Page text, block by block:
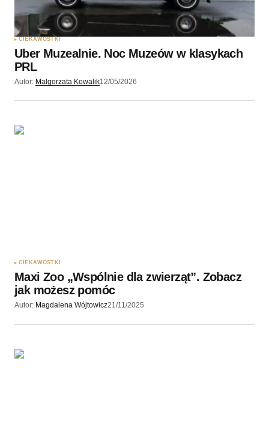
Zapamiętaj moje dane w tej przeglądarce podczas
pisania kolejnych komentarzy.
Wyślij komentarz
CIEKAWOSTKI
Uber Muzealnie. Noc Muzeów w klasykach
PRL
Autor: Malgorzata Kowalik12/05/2026
CIEKAWOSTKI
Maxi Zoo „Wspólnie dla zwierząt”. Zobacz
jak możesz pomóc
Autor: Magdalena Wójtowicz21/11/2025